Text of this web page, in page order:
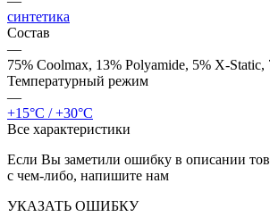
синтетика
Состав
—
75% Coolmax, 13% Polyamide, 5% X-Static,
Температурный режим
—
+15°C / +30°C
Все характеристики
Если Вы заметили ошибку в описании
с чем-либо, напишите нам
УКАЗАТЬ ОШИБКУ